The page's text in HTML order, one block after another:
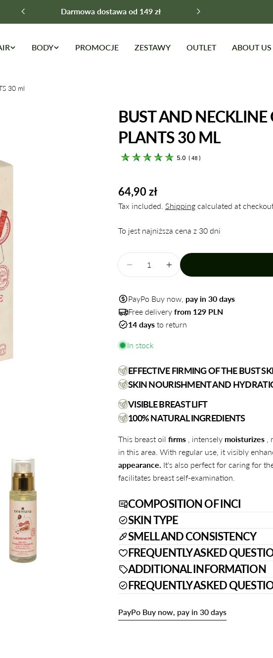
Darmowa dostawa od 149 zł
BODY PROMOCJE ZESTAWY OUTLET ABOUT US
30 ml
modal
BUST AND
PLANTS 30 ML
5.0 ( 48 )
Regular
price
64,90 zł
Tax included. Shipping calculated at
To jest najniższa cena z 30 dni
Decrease quantity for Bust and
Increase quantity for
PayPo Buy now, pay in 30 days
Free delivery from 129 PLN
14 days to return
In stock
EFFECTIVE FIRMING OF THE BUST
SKIN NOURISHMENT AND
VISIBLE BREAST LIFT
100% NATURAL INGREDIENTS
This breast oil firms , intensely moisturizes ,
in this area. With regular use, it visibly
appearance. It's also perfect for caring for
facilitates breast self-examination.
COMPOSITION OF INCI
SKIN TYPE
SMELL AND CONSISTENCY
FREQUENTLY ASKED
ADDITIONAL INFORMATION
FREQUENTLY ASKED
PayPo Buy now, pay in 30 days